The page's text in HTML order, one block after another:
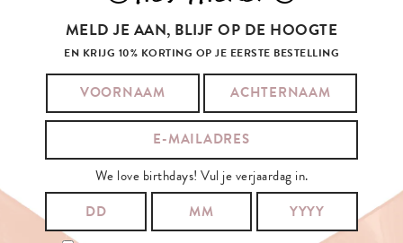
MELD JE AAN, BLIJF OP DE HOOGTE
EN KRIJG 10% KORTING OP JE EERSTE BESTELLING
We love birthdays! Vul je verjaardag in.